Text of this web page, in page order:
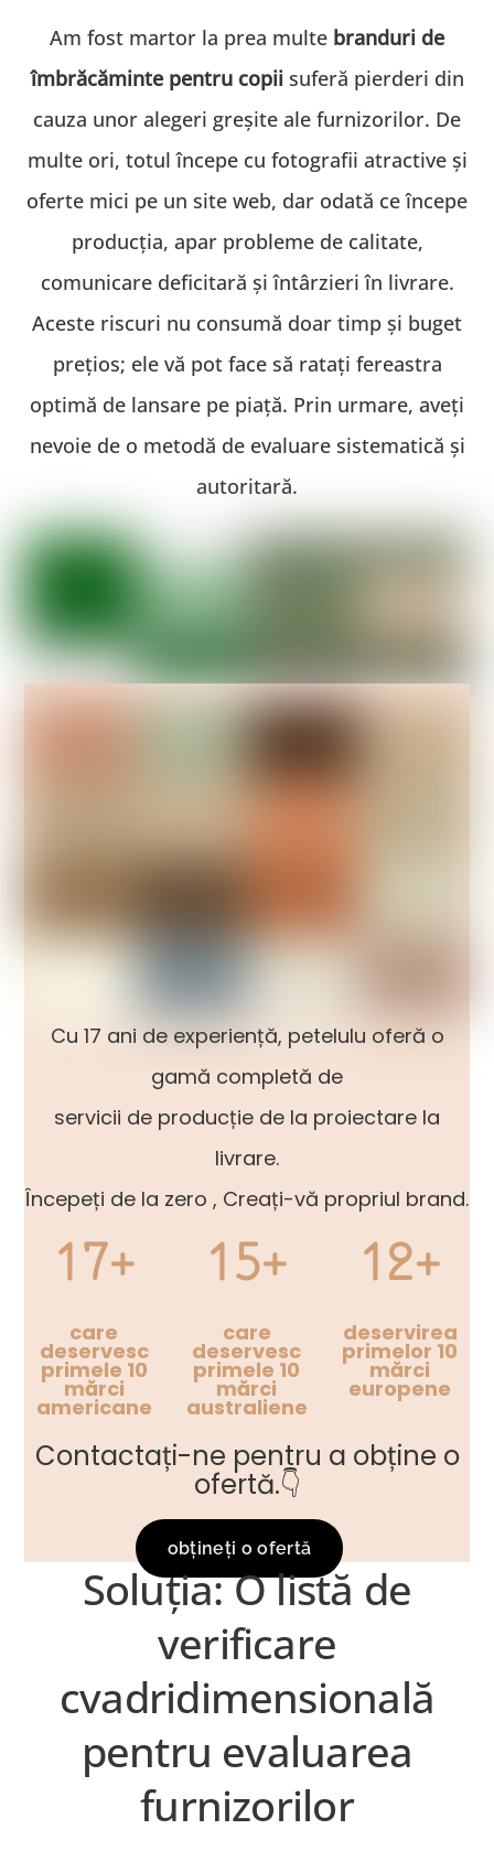
Am fost martor la prea multe branduri de
îmbrăcăminte pentru copiisuferă pierderi din
cauza unor alegeri greșite ale furnizorilor. De
multe ori, totul începe cu fotografii atractive și
oferte mici pe un site web, dar odată ce începe
producția, apar probleme de calitate,
comunicare deficitară și întârzieri în livrare.
Aceste riscuri nu consumă doar timp și buget
prețios; ele vă pot face să ratați fereastra
optimă de lansare pe piață. Prin urmare, aveți
nevoie de o metodă de evaluare sistematică și
autoritară.
Cu 17 ani de experiență, petelulu oferă o
gamă completă de
servicii de producție de la proiectare la
livrare.
Începeți de la zero , Creați-vă propriul brand.
17+
care
deservesc
primele 10
mărci
americane
15+
care
deservesc
primele 10
mărci
australiene
12+
deservirea
primelor 10
mărci
europene
Contactați-ne pentru a obține o
ofertă.👇
obțineți o ofertă
Soluția: O listă de
verificare
cvadridimensională
pentru evaluarea
furnizorilor